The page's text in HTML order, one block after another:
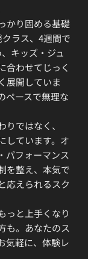
かり固める基礎
ラス、4週間で
キッズ・ジュ
合わせてじっく
展開していま
ペースで無理な
ではなく、
しています。オ
パフォーマンス
を整え、本気で
応えられるスク
っと上手くなり
も。あなたのス
気軽に、体験レ